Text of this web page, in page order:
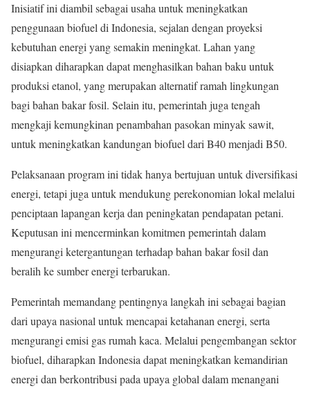
Inisiatif ini diambil sebagai usaha untuk meningkatkan
penggunaan biofuel di Indonesia, sejalan dengan proyeksi
kebutuhan energi yang semakin meningkat. Lahan yang
disiapkan diharapkan dapat menghasilkan bahan baku untuk
produksi etanol, yang merupakan alternatif ramah lingkungan
bagi bahan bakar fosil. Selain itu, pemerintah juga tengah
mengkaji kemungkinan penambahan pasokan minyak sawit,
untuk meningkatkan kandungan biofuel dari B40 menjadi B50.
Pelaksanaan program ini tidak hanya bertujuan untuk diversifikasi
energi, tetapi juga untuk mendukung perekonomian lokal melalui
penciptaan lapangan kerja dan peningkatan pendapatan petani.
Keputusan ini mencerminkan komitmen pemerintah dalam
mengurangi ketergantungan terhadap bahan bakar fosil dan
beralih ke sumber energi terbarukan.
Pemerintah memandang pentingnya langkah ini sebagai bagian
dari upaya nasional untuk mencapai ketahanan energi, serta
mengurangi emisi gas rumah kaca. Melalui pengembangan sektor
biofuel, diharapkan Indonesia dapat meningkatkan kemandirian
energi dan berkontribusi pada upaya global dalam menangani